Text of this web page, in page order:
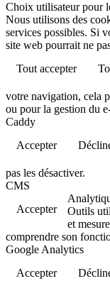
Choix utilisateur pour
Nous utilisons des
services possibles. Si
site web pourrait ne
Tout accepter
votre navigation, cela
ou pour la gestion du
Caddy
Accepter
pas les désactiver.
CMS
Accepter
Outils
et
comprendre son
Google Analytics
Accepter